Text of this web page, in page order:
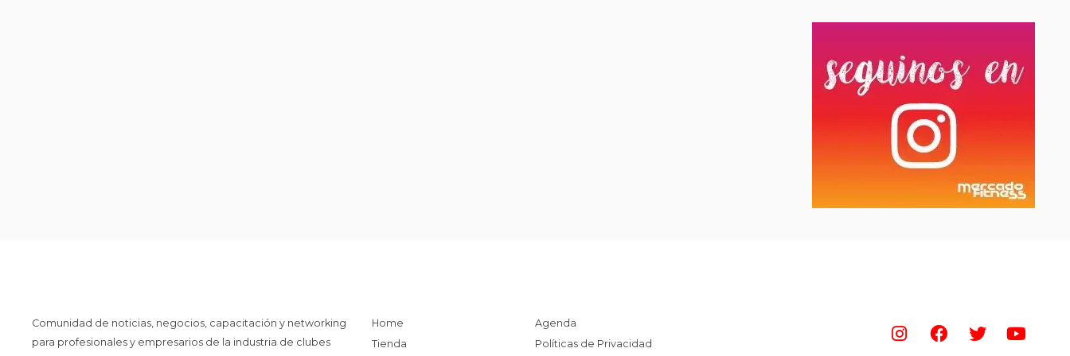
Comunidad de noticias, negocios, capacitación y networking
para profesionales y empresarios de la industria de clubes
Home
Tienda
Agenda
Políticas de Privacidad